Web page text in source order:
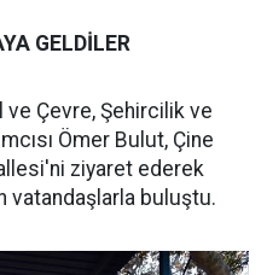
GELDİLER
ve Çevre, Şehircilik ve
Ömer Bulut, Çine
ziyaret ederek
vatandaşlarla buluştu.